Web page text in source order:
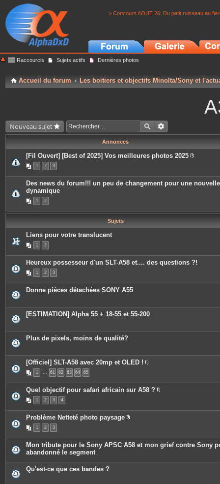
> Concours AOUT 26: Du petit ruisseau au
Raccourcis Sujets actifs Dernières photos
Accueil du forum Les boitiers et objectifs Minolta/Sony et
Nouveau sujet
Annonces
[Fil Ouvert] [Best of 2025] Vos meilleures photos 2025
c
e
n
1 2 3
Des news du forum!!! un peu de changement pour une nouvelle
dynamique
1 2
Sujets
Liens pour votre translucent
1 2
Heureux possesseur d'un SLT-A58 et.... des questions ?!
1 2 3
Donne pièces détachées SONY A55
[ESTIMATION] Alpha 55 + 18-55 et 55-200
Plus de pixels, moins de qualité?
[Officiel] SLT-A58 avec 20mp et OLED !
c
e
s
1 … 61 62 63 64 65
Quel objectif pour safari africain sur A58 ?
c
n
1 2 3 4
Problème Netteté photo paysage
c
e
o
1 2 3
Mon tribute pour le Sony APSC A58 et mon grief contre Sony
abandonné le segment
Qu'est-ce que ces bandes ?